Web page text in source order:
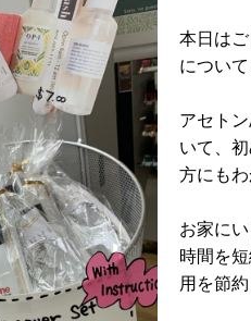
本日は
につい
アセト
いて、
方にも
お家に
時間を
用を節